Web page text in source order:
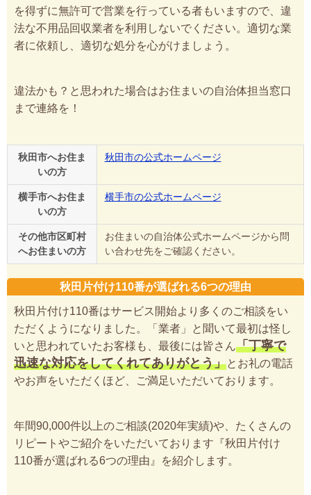
を得ずに無許可で営業を行っている者もいますので、違
法な不用品回収業者を利用しないでください。適切な業
者に依頼し、適切な処分を心がけましょう。
違法かも？と思われた場合はお住まいの自治体担当窓口
まで連絡を！
秋田市へお住ま
いの方
秋田市の公式ホームページ
横手市へお住ま
いの方
横手市の公式ホームページ
その他市区町村
へお住まいの方
お住まいの自治体公式ホームページから問
い合わせ先をご確認ください。
秋田片付け110番が選ばれる6つの理由
秋田片付け110番はサービス開始より多くのご相談をい
ただくようになりました。「業者」と聞いて最初は怪し
いと思われていたお客様も、最後には皆さん「丁寧で
迅速な対応をしてくれてありがとう」とお礼の電話
やお声をいただくほど、ご満足いただいております。
年間90,000件以上のご相談(2020年実績)や、たくさんの
リピートやご紹介をいただいております『秋田片付け
110番が選ばれる6つの理由』を紹介します。